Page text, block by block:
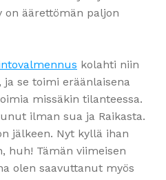
on äärettömän paljon
kolahti niin
se toimi eräänlaisena
missäkin tilanteessa.
ilman sua ja Raikasta.
jälkeen. Nyt kyllä ihan
huh! Tämän viimeisen
olen saavuttanut myös